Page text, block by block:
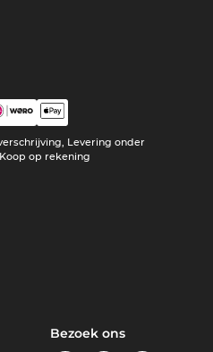
Levering onder
op rekening
Bezoek ons